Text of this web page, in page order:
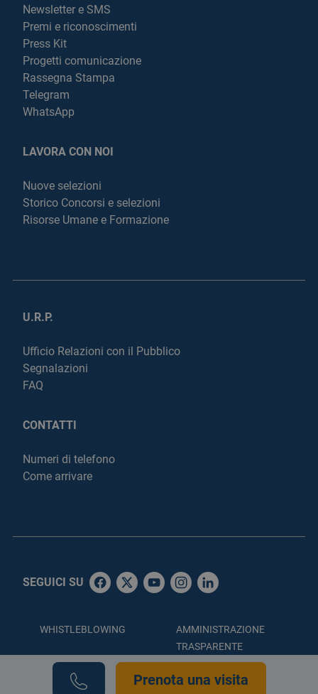
Newsletter e SMS
Premi e riconoscimenti
Press Kit
Progetti comunicazione
Rassegna Stampa
Telegram
WhatsApp
LAVORA CON NOI
Nuove selezioni
Storico Concorsi e selezioni
Risorse Umane e Formazione
U.R.P.
Ufficio Relazioni con il Pubblico
Segnalazioni
FAQ
CONTATTI
Numeri di telefono
Come arrivare
SEGUICI SU
WHISTLEBLOWING
AMMINISTRAZIONE
TRASPARENTE
ACCESSIBILITÀ
Prenota una visita